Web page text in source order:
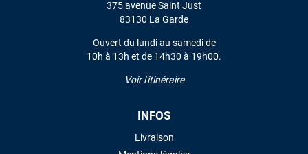
375 avenue Saint Just
83130 La Garde
Ouvert du lundi au samedi de
10h à 13h et de 14h30 à 19h00.
Voir l'itinéraire
INFOS
Livraison
VOIR TOUS LES AVIS
LAISSER UN AVIS